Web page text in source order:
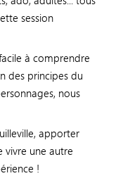
session
à comprendre
des principes du
nous
apporter
vivre une autre
!